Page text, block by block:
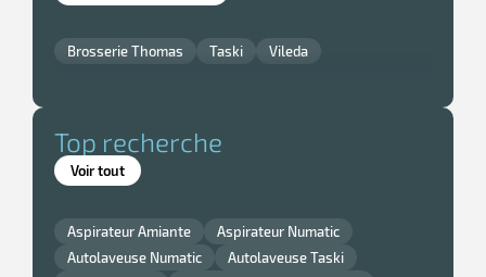
Brosserie Thomas Taski Vileda
Top recherche
Voir tout
Aspirateur Amiante
Aspirateur Numatic
Autolaveuse Numatic
Autolaveuse Taski